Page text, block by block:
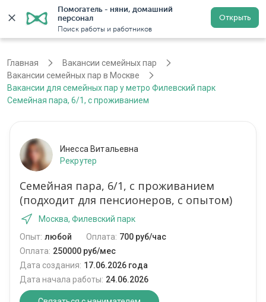
Помогатель - няни, домашний
персонал
Поиск работы и работников
Открыть
Регистрация
Главная
Вакансии семейных пар
Вакансии семейных пар в Москве
Вакансии для семейных пар у метро Филевский парк
Семейная пара, 6/1, с проживанием
Инесса Витальевна
Рекрутер
Семейная пара, 6/1, с проживанием
(подходит для пенсионеров, с опытом)
Москва, Филевский парк
Опыт: любой Оплата: 700 руб/час
Оплата: 250000 руб/мес
Дата создания: 17.06.2026 года
Дата начала работы: 24.06.2026